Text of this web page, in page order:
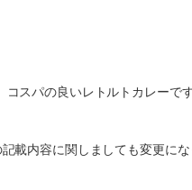
スパの良いレトルトカレーです
載内容に関しましても変更に